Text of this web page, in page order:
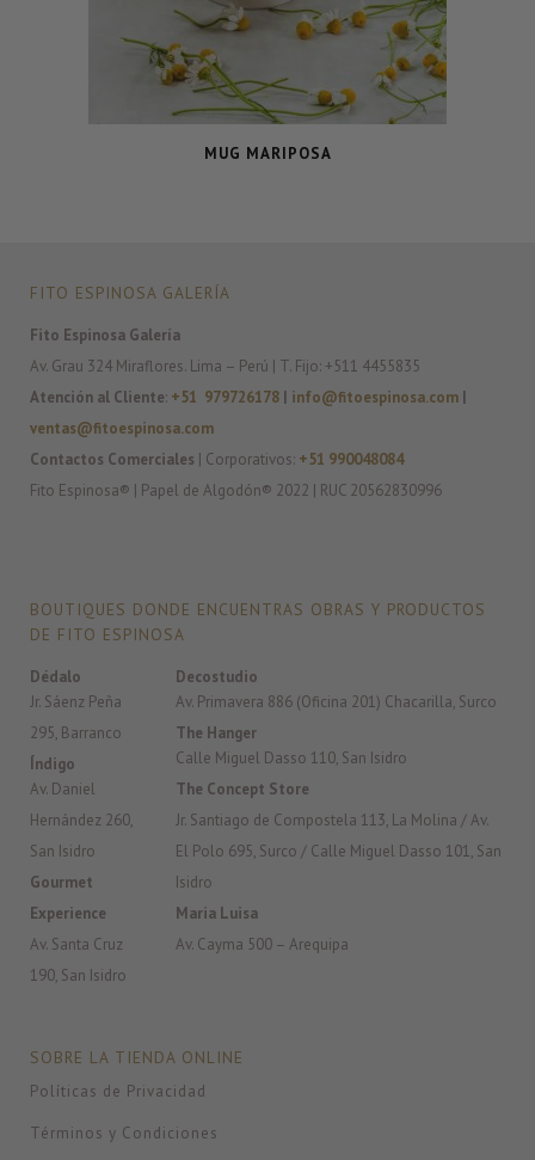
MUG MARIPOSA
FITO ESPINOSA GALERÍA
Fito Espinosa Galería
Av. Grau 324 Miraflores. Lima – Perú | T. Fijo: +511 4455835
Atención al Cliente: +51 979726178 | info@fitoespinosa.com |
ventas@fitoespinosa.com
Contactos Comerciales | Corporativos: +51 990048084
Fito Espinosa® | Papel de Algodón® 2022 | RUC 20562830996
BOUTIQUES DONDE ENCUENTRAS OBRAS Y PRODUCTOS
DE FITO ESPINOSA
Dédalo
Jr. Sáenz Peña
295, Barranco
Índigo
Av. Daniel
Hernández 260,
San Isidro
Gourmet
Experience
Av. Santa Cruz
190, San Isidro
Decostudio
Av. Primavera 886 (Oficina 201) Chacarilla, Surco
The Hanger
Calle Miguel Dasso 110, San Isidro
The Concept Store
Jr. Santiago de Compostela 113, La Molina / Av.
El Polo 695, Surco / Calle Miguel Dasso 101, San
Isidro
Maria Luisa
Av. Cayma 500 – Arequipa
SOBRE LA TIENDA ONLINE
Políticas de Privacidad
Términos y Condiciones